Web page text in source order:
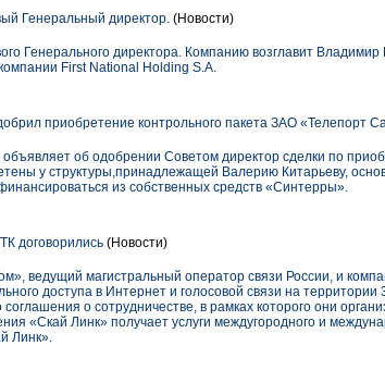
Генеральный директор. (Новости)
Генерального директора. Компанию возглавит Владимир
First National Holding S.A.
приобретение контрольного пакета ЗАО «Телепорт
об одобрении Советом директор сделки по
у структуры,принадлежащей Валерию Китарьеву,
из собственных средств «Синтерры».
договорились (Новости)
ведущий магистральный оператор связи России, и
доступа в Интернет и голосовой связи на территории
о сотрудничестве, в рамках которого они
«Скай Линк» получает услуги междугородного и
Линк».